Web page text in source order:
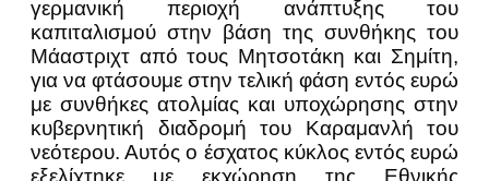
γερμανική περιοχή ανάπτυξης του
καπιταλισμού στην βάση της συνθήκης του
Μάαστριχτ από τους Μητσοτάκη και Σημίτη,
για να φτάσουμε στην τελική φάση εντός ευρώ
με συνθήκες ατολμίας και υποχώρησης στην
κυβερνητική διαδρομή του Καραμανλή του
νεότερου. Αυτός ο έσχατος κύκλος εντός ευρώ
εξελίχτηκε με εκχώρηση της Εθνικής